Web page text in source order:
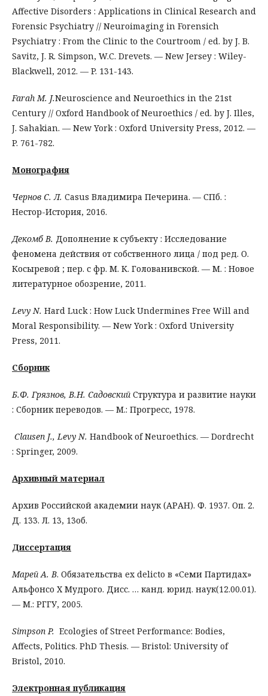
Affective Disorders : Applications in Clinical Research and
Forensic Psychiatry // Neuroimaging in Forensich
Psychiatry : From the Clinic to the Courtroom / ed. by J. B.
Savitz, J. R. Simpson, W.C. Drevets. — New Jersey : Wiley-
Blackwell, 2012. — P. 131-143.
Farah M. J.Neuroscience and Neuroethics in the 21st
Century // Oxford Handbook of Neuroethics / ed. by J. Illes,
J. Sahakian. — New York : Oxford University Press, 2012. —
P. 761-782.
Монография
Чернов С. Л. Casus Владимира Печерина. — СПб. :
Нестор-История, 2016.
Декомб В. Дополнение к субъекту : Исследование
феномена действия от собственного лица / под ред. О.
Косыревой ; пер. с фр. М. К. Голованивской. — М. : Новое
литературное обозрение, 2011.
Levy N. Hard Luck : How Luck Undermines Free Will and
Moral Responsibility. — New York : Oxford University
Press, 2011.
Сборник
Б.Ф. Грязнов, В.Н. Садовский Структура и развитие науки
: Сборник переводов. — М.: Прогресс, 1978.
Clausen J., Levy N. Handbook of Neuroethics. — Dordrecht
: Springer, 2009.
Архивный материал
Архив Российской академии наук (АРАН). Ф. 1937. Оп. 2.
Д. 133. Л. 13, 13об.
Диссертация
Марей А. В. Обязательства ex delicto в «Семи Партидах»
Альфонсо Х Мудрого. Дисс. … канд. юрид. наук(12.00.01).
— М.: РГГУ, 2005.
Simpson P. Ecologies of Street Performance: Bodies,
Affects, Politics. PhD Thesis. — Bristol: University of
Bristol, 2010.
Электронная публикация